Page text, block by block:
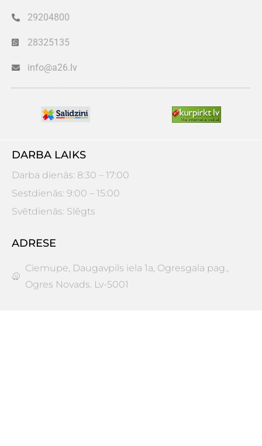
29204800
28325135
info@a26.lv
DARBA LAIKS
Darba dienās: 8:30 – 17:00
Sestdienās: 9:00 – 15:00
Svētdienās: Slēgts
ADRESE
Ciemupe, Daugavpils iela 1a, Ogresgala pag.,
Ogres Novads. Lv-5001